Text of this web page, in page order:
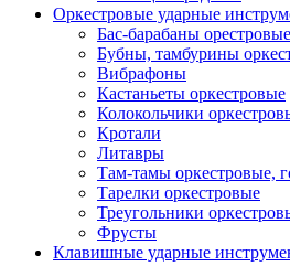
Оркестровые ударные
Бас-барабаны орестровые
Бубны, тамбурины
Вибрафоны
Кастаньеты оркестровые
Колокольчики
Кротали
Литавры
Там-тамы оркестровые,
Тарелки оркестровые
Треугольники
Фрусты
Клавишные ударные